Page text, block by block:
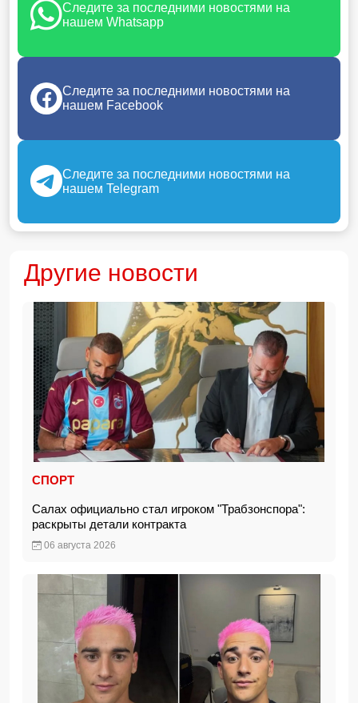
Следите за последними новостями на
нашем Whatsapp
Следите за последними новостями на
нашем Facebook
Следите за последними новостями на
нашем Telegram
Другие новости
СПОРТ
Салах официально стал игроком "Трабзонспора":
раскрыты детали контракта
06 августа 2026